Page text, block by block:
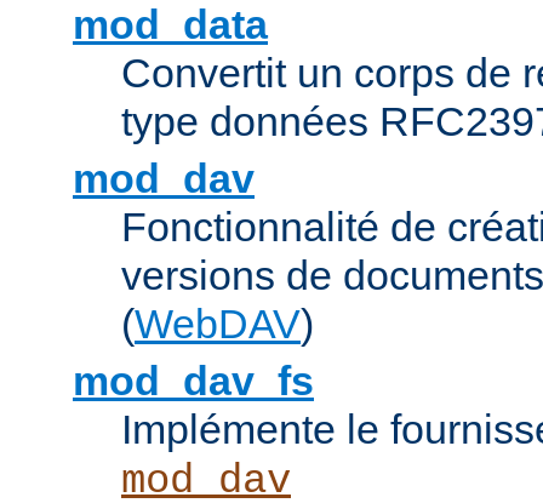
mod_data
Convertit un corps de
type données
mod_dav
Fonctionnalité de
versions de
(WebDAV)
mod_dav_fs
Implémente le
mod_dav